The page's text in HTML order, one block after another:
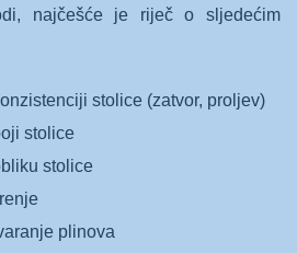
najčešće je riječ o sljedećim
stolice (zatvor, proljev)
stolice
stolice
plinova